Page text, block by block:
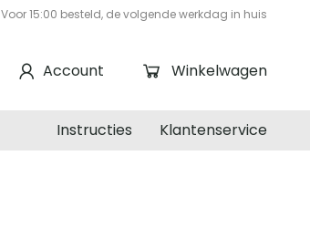
Voor 15:00 besteld, de volgende werkdag in huis
Winkelwagen
Account
Klantenservice
Instructies